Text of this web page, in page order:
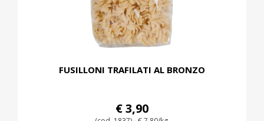
FUSILLONI TRAFILATI AL BRONZO
€ 3,90